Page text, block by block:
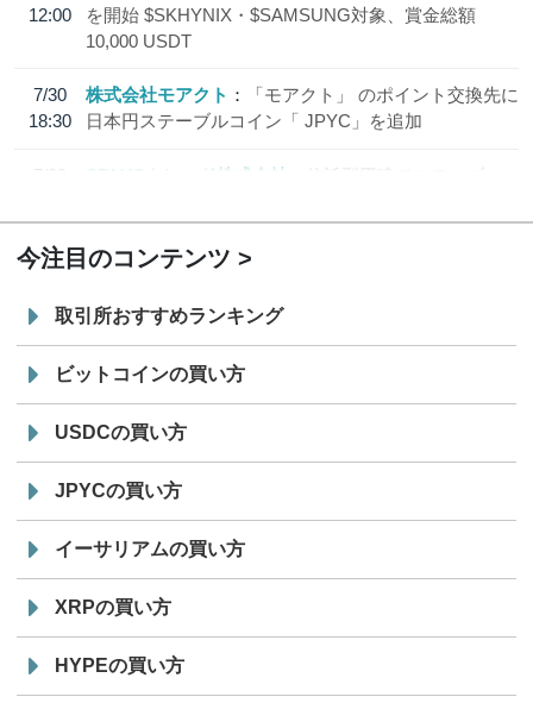
12:00
を開始 $SKHYNIX・$SAMSUNG対象、賞金総額
10,000 USDT
7/30
18:30
株式会社モアクト
「モアクト」 のポイント交換先に
日本円ステーブルコイン「 JPYC」を追加
7/29
SBI VCトレード株式会社
信託型円建てステーブル
今注目のコンテンツ
取引所おすすめランキング
ビットコインの買い方
USDCの買い方
JPYCの買い方
イーサリアムの買い方
XRPの買い方
HYPEの買い方